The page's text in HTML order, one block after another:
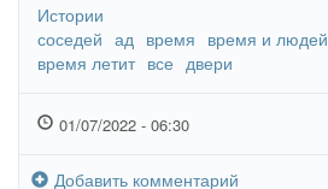
Истории
соседей ад время время и людей
время летит все двери
01/07/2022 - 06:30
Добавить комментарий